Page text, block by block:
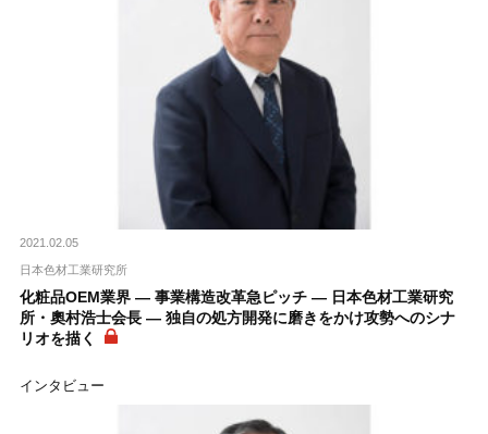
2021.02.05
日本色材工業研究所
化粧品OEM業界 ― 事業構造改革急ピッチ ― 日本色材工業研究
所・奧村浩士会長 ― 独自の処方開発に磨きをかけ攻勢へのシナ
リオを描く
インタビュー